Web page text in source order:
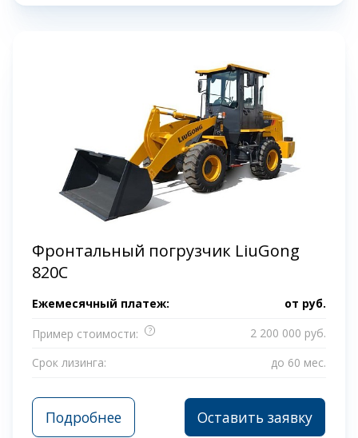
Фронтальный погрузчик LiuGong
820C
Ежемесячный платеж: от руб.
Пример стоимости:
?
2 200 000 руб.
Срок лизинга:
до 60 мес.
Подробнее Оставить заявку